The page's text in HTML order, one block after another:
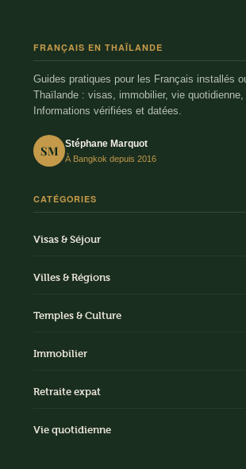
FRANÇAIS EN THAÏLANDE
Guides pratiques pour les Français installés
Thaïlande : visas, immobilier, vie
Informations vérifiées et datées.
SM Stéphane Marquot
À Bangkok depuis 2016
CATÉGORIES
Visas & Séjour
Villes & Régions
Temples & Culture
Immobilier
Retraite expat
Vie quotidienne